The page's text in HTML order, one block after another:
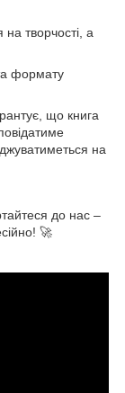
творчості, а
формату
що книга
на
до нас –
🚀